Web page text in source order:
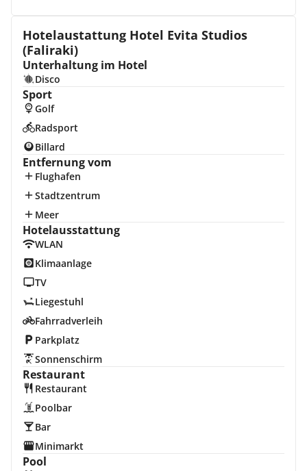
Hotelaustattung Hotel Evita Studios
(Faliraki)
Unterhaltung im Hotel
Disco
Sport
Golf
Radsport
Billard
Entfernung vom
Flughafen
Stadtzentrum
Meer
Hotelausstattung
WLAN
Klimaanlage
TV
Liegestuhl
Fahrradverleih
Parkplatz
Sonnenschirm
Restaurant
Restaurant
Poolbar
Bar
Minimarkt
Pool